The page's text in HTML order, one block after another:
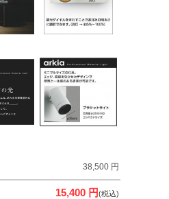
38,500 円
15,400 円(税込)